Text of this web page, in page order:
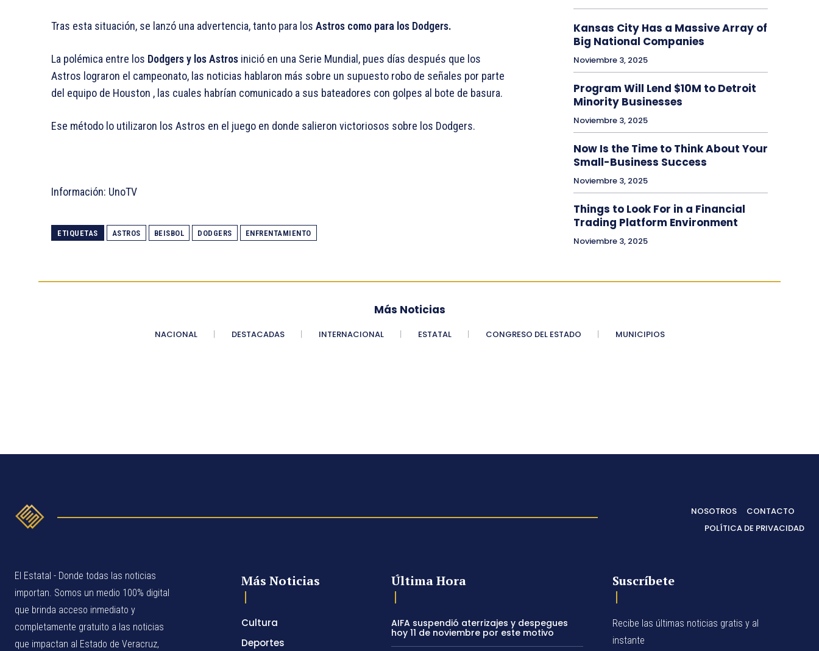
Tras esta situación, se lanzó una advertencia, tanto para los Astros como para los Dodgers.
La polémica entre los Dodgers y los Astros inició en una Serie Mundial, pues días después que los
Astros lograron el campeonato, las noticias hablaron más sobre un supuesto robo de señales por parte
del equipo de Houston , las cuales habrían comunicado a sus bateadores con golpes al bote de basura.
Ese método lo utilizaron los Astros en el juego en donde salieron victoriosos sobre los Dodgers.
Información: UnoTV
ETIQUETAS ASTROS BEISBOL DODGERS ENFRENTAMIENTO
Kansas City Has a Massive Array of
Big National Companies
Noviembre 3, 2025
Program Will Lend $10M to Detroit
Minority Businesses
Noviembre 3, 2025
Now Is the Time to Think About Your
Small-Business Success
Noviembre 3, 2025
Things to Look For in a Financial
Trading Platform Environment
Noviembre 3, 2025
Más Noticias
NACIONAL DESTACADAS INTERNACIONAL ESTATAL CONGRESO DEL ESTADO MUNICIPIOS
NOSOTROS
CONTACTO
POLÍTICA DE PRIVACIDAD
El Estatal - Donde todas las noticias
importan. Somos un medio 100% digital
que brinda acceso inmediato y
completamente gratuito a las noticias
que impactan al Estado de Veracruz,
Más Noticias
Cultura
Deportes
Última Hora
AIFA suspendió aterrizajes y despegues
hoy 11 de noviembre por este motivo
Suscríbete
Recibe las últimas noticias gratis y al
instante